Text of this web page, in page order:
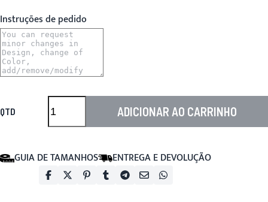
Instruções de pedido
QTD ADICIONAR AO CARRINHO
GUIA DE TAMANHOS ENTREGA E DEVOLUÇÃO